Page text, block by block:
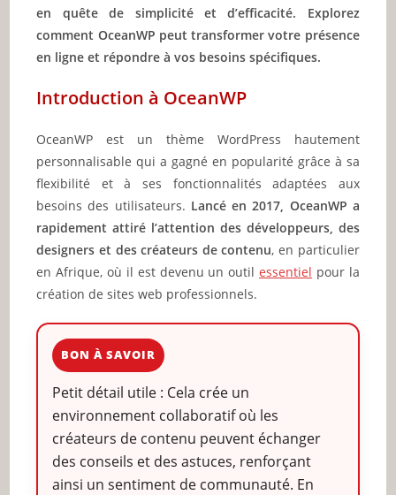
en quête de simplicité et d’efficacité. Explorez
comment OceanWP peut transformer votre présence
en ligne et répondre à vos besoins spécifiques.
Introduction à OceanWP
OceanWP est un thème WordPress hautement
personnalisable qui a gagné en popularité grâce à sa
flexibilité et à ses fonctionnalités adaptées aux
besoins des utilisateurs. Lancé en 2017, OceanWP a
rapidement attiré l’attention des développeurs, des
designers et des créateurs de contenu, en particulier
en Afrique, où il est devenu un outilessentiel pour la
création de sites web professionnels.
BON À SAVOIR
Petit détail utile : Cela crée un
environnement collaboratif où les
créateurs de contenu peuvent échanger
des conseils et des astuces, renforçant
ainsi un sentiment de communauté. En